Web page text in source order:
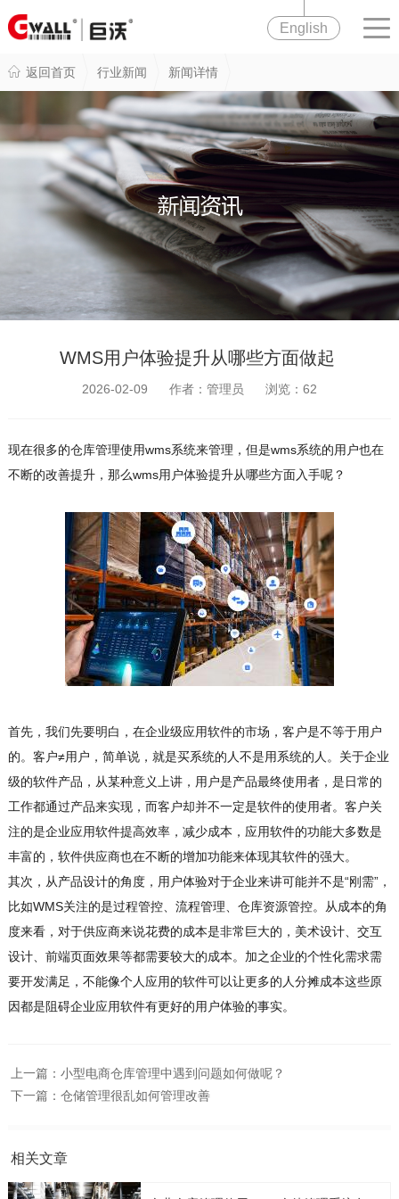
English
返回首页 行业新闻 新闻详情
WMS用户体验提升从哪些方面做起
2026-02-09 作者：管理员 浏览： 62
现在很多的仓库管理使用wms系统来管理，但是wms系统的用户也在
不断的改善提升，那么wms用户体验提升从哪些方面入手呢？
首先，我们先要明白，在企业级应用软件的市场，客户是不等于用户
的。客户≠用户，简单说，就是买系统的人不是用系统的人。关于企业
级的软件产品，从某种意义上讲，用户是产品最终使用者，是日常的
工作都通过产品来实现，而客户却并不一定是软件的使用者。客户关
注的是企业应用软件提高效率，减少成本，应用软件的功能大多数是
丰富的，软件供应商也在不断的增加功能来体现其软件的强大。
其次，从产品设计的角度，用户体验对于企业来讲可能并不是“刚需”，
比如WMS关注的是过程管控、流程管理、仓库资源管控。从成本的角
度来看，对于供应商来说花费的成本是非常巨大的，美术设计、交互
设计、前端页面效果等都需要较大的成本。加之企业的个性化需求需
要开发满足，不能像个人应用的软件可以让更多的人分摊成本这些原
因都是阻碍企业应用软件有更好的用户体验的事实。
上一篇： 小型电商仓库管理中遇到问题如何做呢？
下一篇： 仓储管理很乱如何管理改善
相关文章